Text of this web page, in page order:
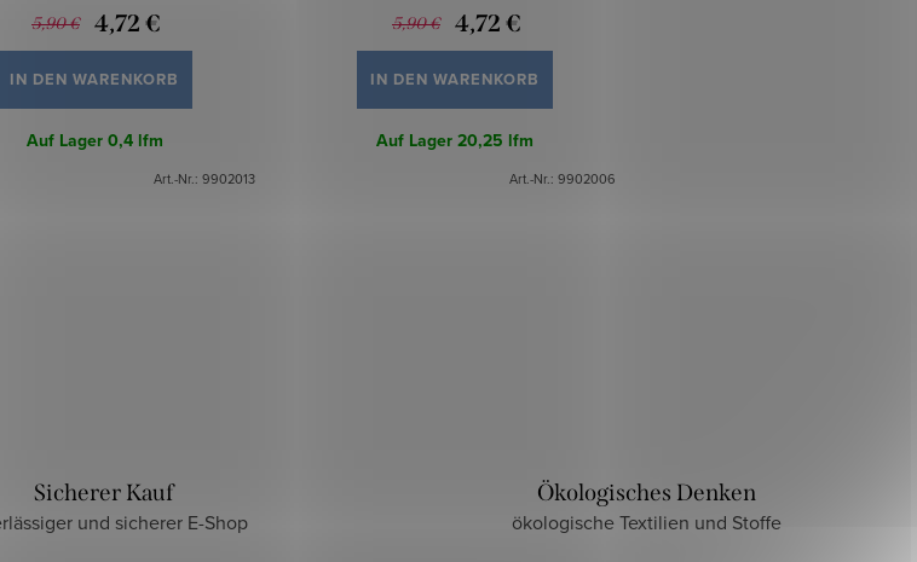
5,90 € 4,72 €
IN DEN WARENKORB
Auf Lager0,4 lfm
Art.-Nr.: 9902013
5,90 € 4,72 €
IN DEN WARENKORB
Auf Lager20,25 lfm
Art.-Nr.: 9902006
Sicherer Kauf
und sicherer E-Shop
Ökologisches Denken
ökologische Textilien und Stoffe